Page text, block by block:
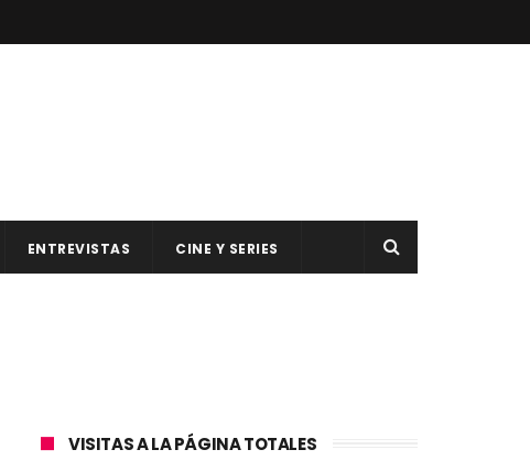
ENTREVISTAS CINE Y SERIES
VISITAS A LA PÁGINA TOTALES